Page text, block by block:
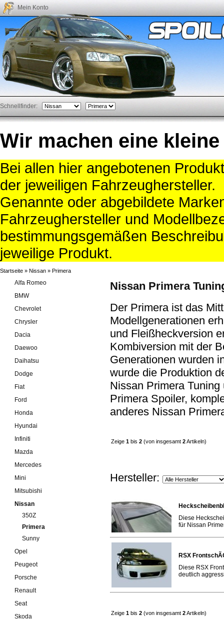
Mein Konto
Schnellfinder:
Wir machen eine kleine
Bei allen hier angebotenen
der jeweiligen Fahrzeughersteller.
Genannte oder abgebildete
Fahrzeughersteller und
bestimmungsgemäßen
jeweilige Produkt.
Startseite » Nissan » Primera
Nissan Primera
Der Primera ist das
Modellgenerationen
und Fleißheckversion
Kombiversion mit der
Generationen wurden
wurde die Produktion
Nissan Primera
Primera Spoiler,
anderes Nissan
Zeige 1 bis 2 (von insgesamt 2Artikeln)
Hersteller:
Diese
für Nissan
RSX
Diese RSX
deutlich
Zeige 1 bis 2 (von insgesamt 2Artikeln)
Alfa Romeo
BMW
Chevrolet
Chrysler
Dacia
Daewoo
Daihatsu
Dodge
Fiat
Ford
Honda
Hyundai
Infiniti
Mazda
Mercedes
Mini
Mitsubishi
Nissan
350Z
Primera
Sunny
Opel
Peugeot
Porsche
Renault
Seat
Skoda